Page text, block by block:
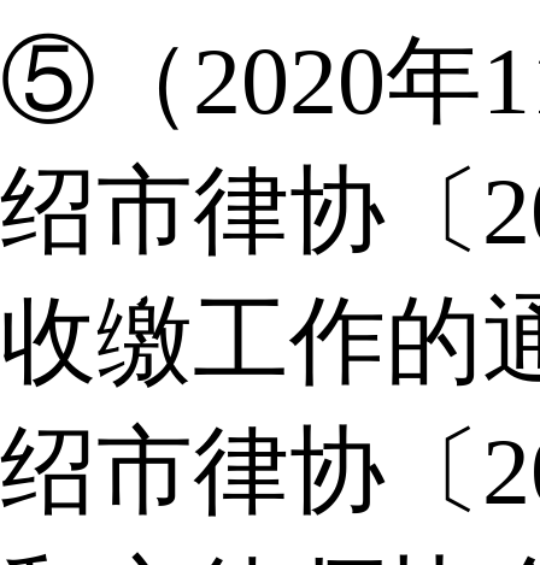
⑤（2020年
绍市律协〔
收缴工作的
绍市律协〔